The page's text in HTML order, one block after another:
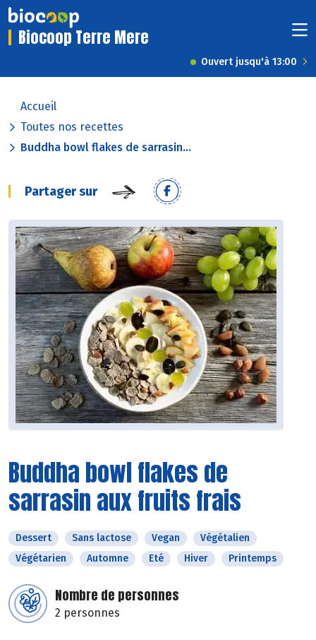
Biocoop Terre Mere
Ouvert jusqu'à 13:00
Accueil
Toutes nos recettes
Buddha bowl flakes de sarrasin...
Partager sur
Buddha bowl flakes de
sarrasin aux fruits frais
Dessert Sans lactose Vegan
Végétalien
Végétarien
Automne Eté Hiver Printemps
Nombre de personnes
2 personnes